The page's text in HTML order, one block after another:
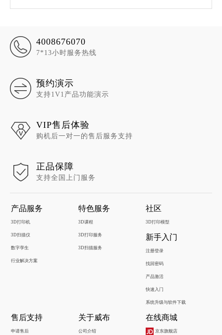
4008676070
7*13小时服务热线
预约演示
支持1V1产品功能演示
VIP售后体验
购机后一对一的售后服务支持
正品保障
支持全国上门服务
产品服务
3D打印机
3D扫描仪
数字孪生
行业解决方案
特色服务
3D课程
3D打印服务
3D扫描服务
社区
3D打印模型
新手入门
注册登录
找回密码
产品激活
快速入门
系统升级与软件下载
售后支持
申请售后
关于威布
公司介绍
在线商城
京东旗舰店